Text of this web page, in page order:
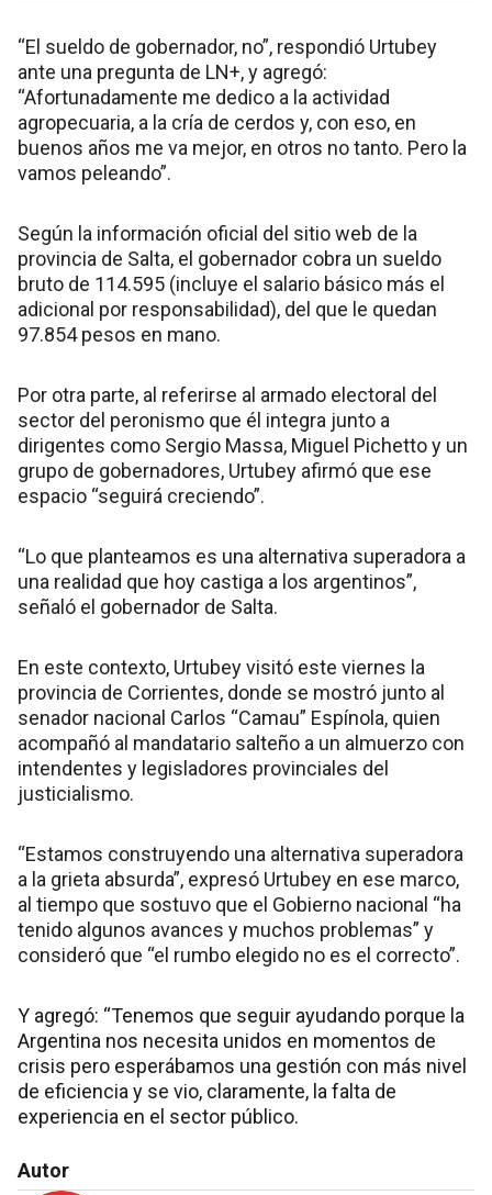
“El sueldo de gobernador, no”, respondió Urtubey
ante una pregunta de LN+, y agregó:
“Afortunadamente me dedico a la actividad
agropecuaria, a la cría de cerdos y, con eso, en
buenos años me va mejor, en otros no tanto. Pero la
vamos peleando”.
Según la información oficial del sitio web de la
provincia de Salta, el gobernador cobra un sueldo
bruto de 114.595 (incluye el salario básico más el
adicional por responsabilidad), del que le quedan
97.854 pesos en mano.
Por otra parte, al referirse al armado electoral del
sector del peronismo que él integra junto a
dirigentes como Sergio Massa, Miguel Pichetto y un
grupo de gobernadores, Urtubey afirmó que ese
espacio “seguirá creciendo”.
“Lo que planteamos es una alternativa superadora a
una realidad que hoy castiga a los argentinos”,
señaló el gobernador de Salta.
En este contexto, Urtubey visitó este viernes la
provincia de Corrientes, donde se mostró junto al
senador nacional Carlos “Camau” Espínola, quien
acompañó al mandatario salteño a un almuerzo con
intendentes y legisladores provinciales del
justicialismo.
“Estamos construyendo una alternativa superadora
a la grieta absurda”, expresó Urtubey en ese marco,
al tiempo que sostuvo que el Gobierno nacional “ha
tenido algunos avances y muchos problemas” y
consideró que “el rumbo elegido no es el correcto”.
Y agregó: “Tenemos que seguir ayudando porque la
Argentina nos necesita unidos en momentos de
crisis pero esperábamos una gestión con más nivel
de eficiencia y se vio, claramente, la falta de
experiencia en el sector público.
Autor